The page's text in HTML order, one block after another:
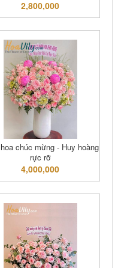
2,800,000
chúc mừng - Huy hoàng
rực rỡ
4,000,000